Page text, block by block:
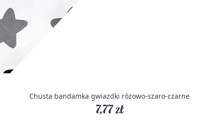
Chusta bandamka gwiazdki różowo-szaro-czarne
7,77 zł